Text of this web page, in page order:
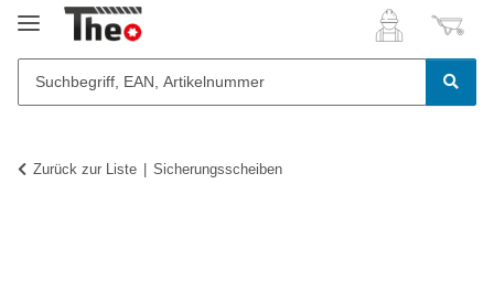
Zurück zur Liste Sicherungsscheiben